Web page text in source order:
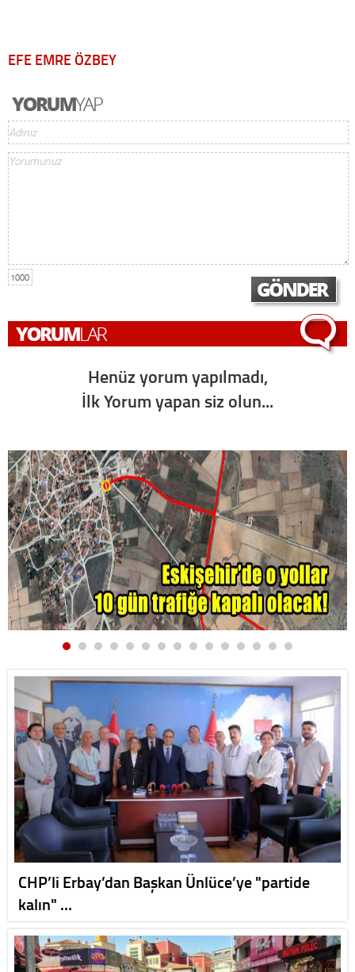
EFE EMRE ÖZBEY
1000
Henüz yorum yapılmadı,
İlk Yorum yapan siz olun...
CHP’li Erbay’dan Başkan Ünlüce’ye "partide
kalın" …